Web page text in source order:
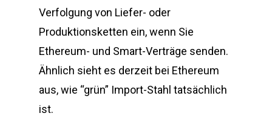
Verfolgung von Liefer- oder
Produktionsketten ein, wenn Sie
Ethereum- und Smart-Verträge senden.
Ähnlich sieht es derzeit bei Ethereum
aus, wie “grün” Import-Stahl tatsächlich
ist.